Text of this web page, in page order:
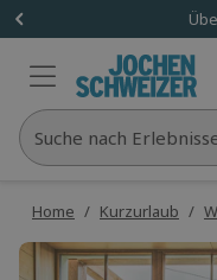
Suche nach
Home / Kurzurlaub /